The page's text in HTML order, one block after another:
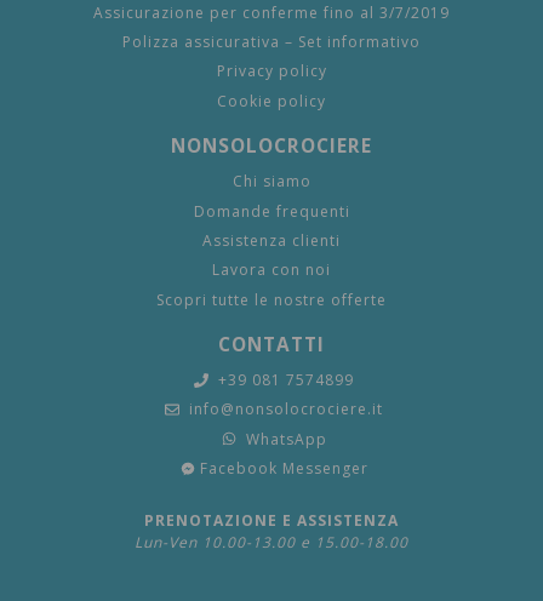
Assicurazione per conferme fino al 3/7/2019
Polizza assicurativa – Set informativo
Privacy policy
Cookie policy
NONSOLOCROCIERE
Chi siamo
Domande frequenti
Assistenza clienti
Lavora con noi
Scopri tutte le nostre offerte
CONTATTI
+39 081 7574899
info@nonsolocrociere.it
WhatsApp
Facebook Messenger
PRENOTAZIONE E ASSISTENZA
Lun-Ven 10.00-13.00 e 15.00-18.00